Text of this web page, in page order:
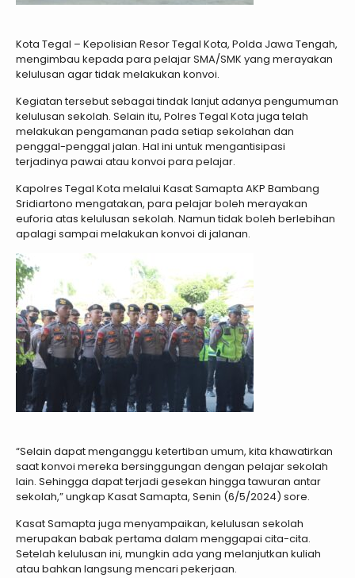
Kota Tegal – Kepolisian Resor Tegal Kota, Polda Jawa Tengah,
mengimbau kepada para pelajar SMA/SMK yang merayakan
kelulusan agar tidak melakukan konvoi.
Kegiatan tersebut sebagai tindak lanjut adanya pengumuman
kelulusan sekolah. Selain itu, Polres Tegal Kota juga telah
melakukan pengamanan pada setiap sekolahan dan
penggal-penggal jalan. Hal ini untuk mengantisipasi
terjadinya pawai atau konvoi para pelajar.
Kapolres Tegal Kota melalui Kasat Samapta AKP Bambang
Sridiartono mengatakan, para pelajar boleh merayakan
euforia atas kelulusan sekolah. Namun tidak boleh berlebihan
apalagi sampai melakukan konvoi di jalanan.
“Selain dapat menganggu ketertiban umum, kita khawatirkan
saat konvoi mereka bersinggungan dengan pelajar sekolah
lain. Sehingga dapat terjadi gesekan hingga tawuran antar
sekolah,” ungkap Kasat Samapta, Senin (6/5/2024) sore.
Kasat Samapta juga menyampaikan, kelulusan sekolah
merupakan babak pertama dalam menggapai cita-cita.
Setelah kelulusan ini, mungkin ada yang melanjutkan kuliah
atau bahkan langsung mencari pekerjaan.